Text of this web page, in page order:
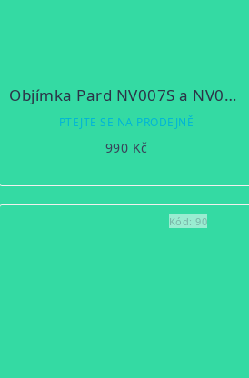
Objímka Pard NV007S a NV007SP 45mm
PTEJTE SE NA PRODEJNĚ
990 Kč
Kód: 90